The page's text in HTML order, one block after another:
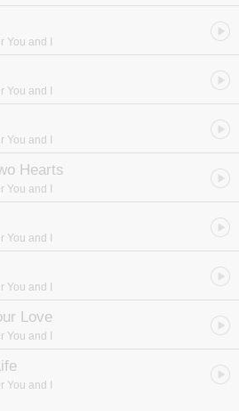
You and I
You and I
You and I
Hearts
You and I
You and I
You and I
Love
You and I
You and I